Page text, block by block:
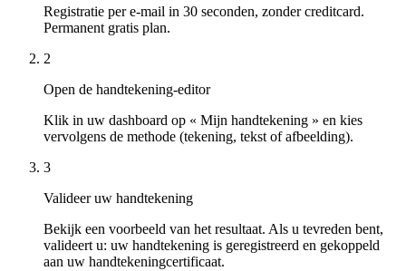
Registratie per e-mail in 30 seconden, zonder creditcard.
Permanent gratis plan.
2
Open de handtekening-editor
Klik in uw dashboard op « Mijn handtekening » en kies
vervolgens de methode (tekening, tekst of afbeelding).
3
Valideer uw handtekening
Bekijk een voorbeeld van het resultaat. Als u tevreden bent,
valideert u: uw handtekening is geregistreerd en gekoppeld
aan uw handtekeningcertificaat.